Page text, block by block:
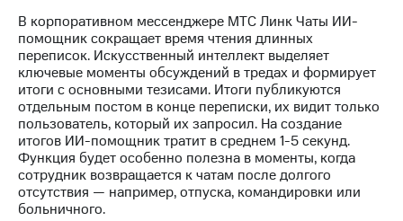
кабинет
акционера
Акционерный
капитал
Контроль
и
аудит
Рынок
акций
Описание
Программа
В корпоративном мессенджере МТС Линк Чаты ИИ-
помощник сокращает время чтения длинных
переписок. Искусственный интеллект выделяет
ключевые моменты обсуждений в тредах и формирует
итоги с основными тезисами. Итоги публикуются
отдельным постом в конце переписки, их видит только
пользователь, который их запросил. На создание
итогов ИИ-помощник тратит в среднем 1-5 секунд.
Функция будет особенно полезна в моменты, когда
сотрудник возвращается к чатам после долгого
отсутствия — например, отпуска, командировки или
больничного.